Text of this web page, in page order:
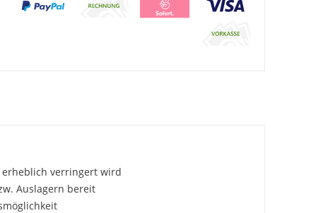
erheblich verringert wird
Auslagern bereit